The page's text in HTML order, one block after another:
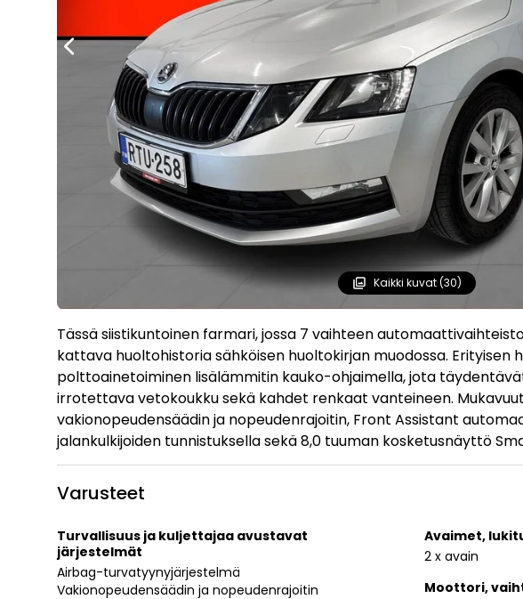
Kaikki kuvat (30)
Tässä siistikuntoinen farmari, jossa 7 vaihteen
kattava huoltohistoria sähköisen huoltokirjan muodossa. Erityisen
polttoainetoiminen lisälämmitin kauko-ohjaimella, jota
irrotettava vetokoukku sekä kahdet renkaat vanteineen.
vakionopeudensäädin ja nopeudenrajoitin, Front Assistant
jalankulkijoiden tunnistuksella sekä 8,0 tuuman kosketusnäyttö
Varusteet
Turvallisuus ja kuljettajaa avustavat
järjestelmät
Airbag-turvatyynyjärjestelmä
Vakionopeudensäädin ja nopeudenrajoitin
Avaimet,
2 x avain
Moottori,